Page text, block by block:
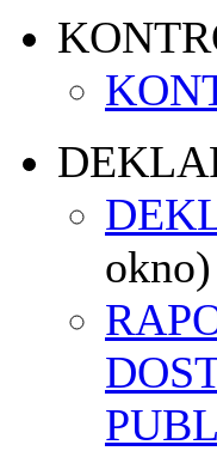
okno)